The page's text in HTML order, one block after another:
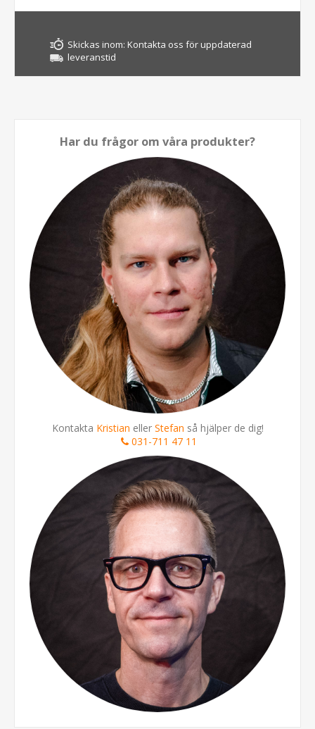
Skickas inom: Kontakta oss för uppdaterad
leveranstid
Har du frågor om våra produkter?
Kontakta Kristian eller Stefan så hjälper de dig!
031-711 47 11